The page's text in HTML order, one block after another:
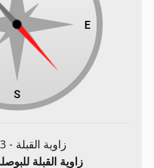
زاوية القبلة -
زاوية القبلة